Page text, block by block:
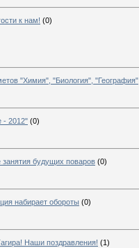
к нам! (0)
"Химия", "Биология", "География"
- 2012" (0)
занятия будущих поваров (0)
набирает обороты (0)
Наши поздравления! (1)